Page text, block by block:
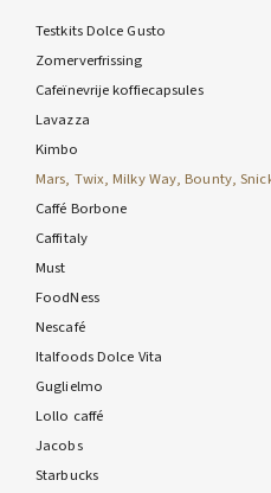
Testkits Dolce Gusto
Zomerverfrissing
Cafeïnevrije koffiecapsules
Lavazza
Kimbo
Mars, Twix, Milky Way, Bounty,
Caffé Borbone
Caffitaly
Must
FoodNess
Nescafé
Italfoods Dolce Vita
Guglielmo
Lollo caffé
Jacobs
Starbucks